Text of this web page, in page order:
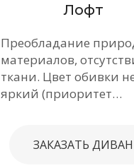
Лофт
Преобладание
материалов,
ткани. Цвет обивки
яркий (приоритет…
ЗАКАЗАТЬ ДИВАН